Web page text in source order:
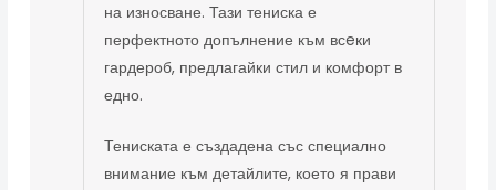
на износване. Тази тениска е
перфектното допълнение към всeки
гардероб, предлагайки стил и комфорт в
едно.
Тениската е създадена със специално
внимание към детайлите, което я прави